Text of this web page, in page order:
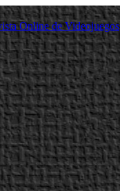
Online de Videojuegos